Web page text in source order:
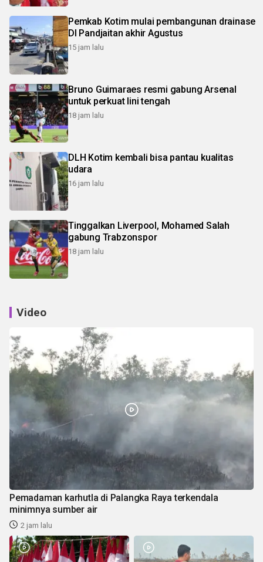
Pemkab Kotim mulai pembangunan drainase
DI Pandjaitan akhir Agustus
15 jam lalu
Bruno Guimaraes resmi gabung Arsenal
untuk perkuat lini tengah
18 jam lalu
DLH Kotim kembali bisa pantau kualitas
udara
16 jam lalu
Tinggalkan Liverpool, Mohamed Salah
gabung Trabzonspor
18 jam lalu
Video
Pemadaman karhutla di Palangka Raya terkendala
minimnya sumber air
2 jam lalu